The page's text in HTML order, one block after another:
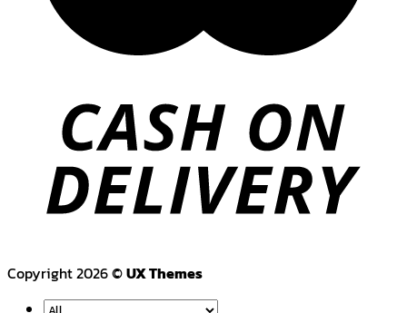
Copyright 2026 ©UX Themes